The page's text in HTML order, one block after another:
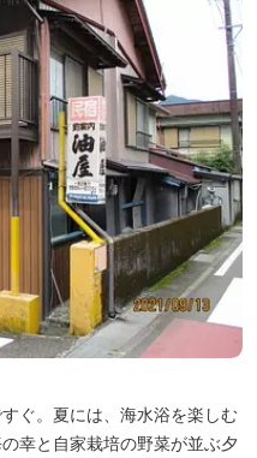
ぐ。夏には、海水浴を楽しむ
幸と自家栽培の野菜が並ぶ夕